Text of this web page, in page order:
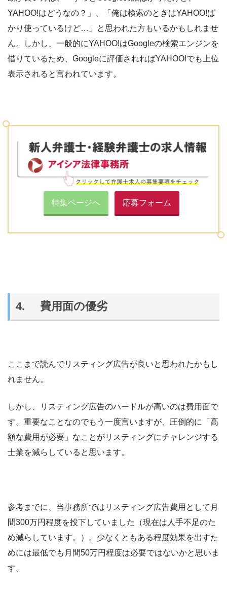
YAHOO!はどうなの？」、「俺は検索のときはYAHOO!ば
かり使っているけど…」と思われた方もいるかもしれませ
ん。しかし、一般的にYAHOO!はGoogleの検索エンジンを
借りているため、Googleに評価されればYAHOO!でも上位
表示されると言われています。
特集ページへ 応募フォーム
4. 費用面の優劣
ここまで読んでリスティング広告が良いと思われたかもし
れません。
しかし、リスティング広告のハードルが高いのは費用面で
す。重要なことなのでもう一度言いますが、圧倒的に「高
額な費用が必要」なことがリスティングにチャレンジする
士業を減らしていると思います。
参考までに、当事務所ではリスティング広告費用として月
間300万円程度を投下していました（現在は人手不足のた
め減らしています。）。少なくともある程度効果を出すた
めには最低でも月間50万円程度は必要ではないかと思いま
す。